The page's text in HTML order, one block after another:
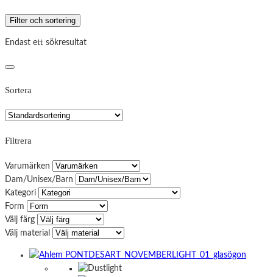
Filter och sortering
Endast ett sökresultat
Sortera
Filtrera
Varumärken
Dam/Unisex/Barn
Kategori
Form
Välj färg
Välj material